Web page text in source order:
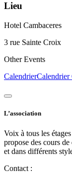
Lieu
Hotel Cambaceres
3 rue Sainte Croix
Other Events
CalendrierCalendrier
L’association
Voix à tous les
propose des cours
et dans différents
Contact :